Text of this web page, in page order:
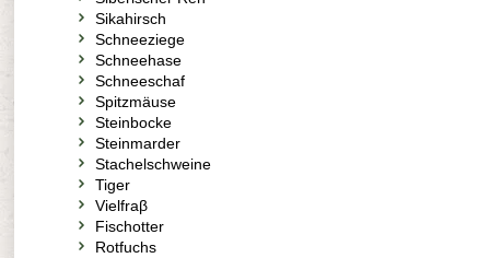
Sikahirsch
Schneeziege
Schneehase
Schneeschaf
Spitzmäuse
Steinbocke
Steinmarder
Stachelschweine
Tiger
Vielfraβ
Fischotter
Rotfuchs